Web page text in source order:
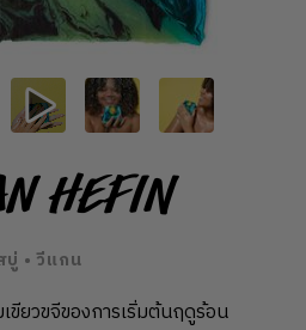
Hefin
บู่ • วีแกน
ขียวขจีของการเริ่มต้นฤดูร้อน